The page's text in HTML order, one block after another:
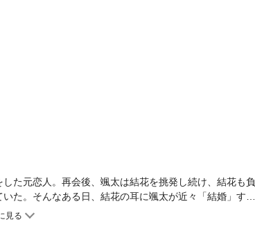
た元恋人。再会後、颯太は結花を挑発し続け、結花も負
た。そんなある日、結花の耳に颯太が近々「結婚」する
し、追い打ちをかけるように、颯太から「また俺と寝な